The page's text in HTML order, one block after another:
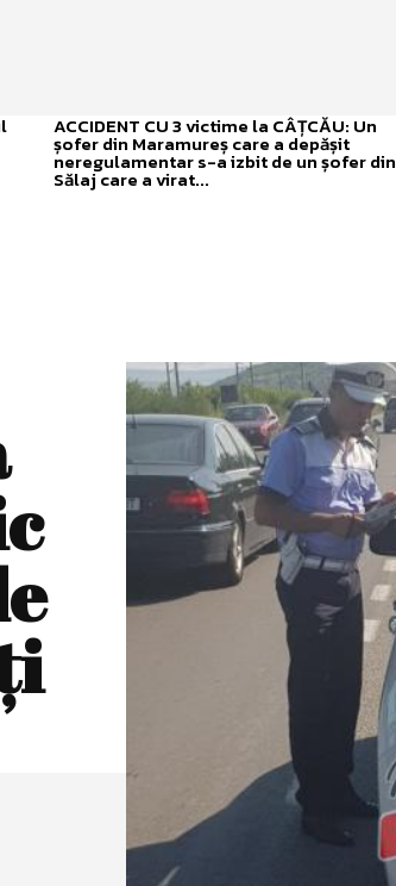
ACCIDENT CU 3 victime la CÂȚCĂU: Un
șofer din Maramureș care a depășit
neregulamentar s-a izbit de un șofer din
Sălaj care a virat...